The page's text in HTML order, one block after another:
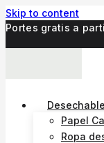
Skip to content
Portes gratis a
Papel
Ropa